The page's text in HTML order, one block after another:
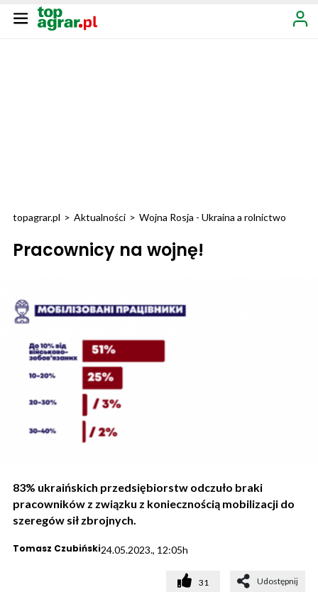
topagrar.pl > Aktualności > Wojna Rosja - Ukraina a rolnictwo
Pracownicy na wojnę!
83% ukraińskich przedsiębiorstw odczuło braki
pracowników z związku z koniecznością mobilizacji do
szeregów sił zbrojnych.
Tomasz Czubiński24.05.2023., 12:05h
31 Udostępnij